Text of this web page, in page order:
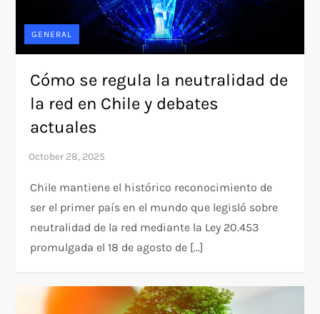
GENERAL
Cómo se regula la neutralidad de
la red en Chile y debates
actuales
Chile mantiene el histórico reconocimiento de
ser el primer país en el mundo que legisló sobre
neutralidad de la red mediante la Ley 20.453
promulgada el 18 de agosto de […]